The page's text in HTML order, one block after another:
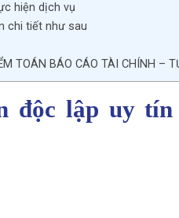
hiện dịch vụ
chi tiết như sau
TOÁN BÁO CÁO TÀI CHÍNH –
độc lập uy